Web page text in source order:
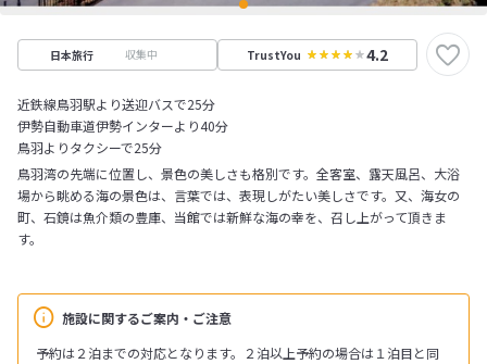
日本旅行 収集中 TrustYou 4.2
近鉄線鳥羽駅より送迎バスで25分
伊勢自動車道伊勢インターより40分
鳥羽よりタクシーで25分
施設に関するご案内・ご注意
予約は２泊までの対応となります。２泊以上予約の場合は１泊目と同
鳥羽湾の先端に位置し、景色の美しさも格別です。全客室、露天風呂、大浴
場から眺める海の景色は、言葉では、表現しがたい美しさです。又、海女の
町、石鏡は魚介類の豊庫、当館では新鮮な海の幸を、召し上がって頂きま
す。